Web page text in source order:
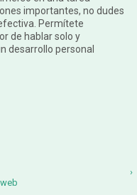
importantes, no dudes
Permítete
de hablar solo y
desarrollo personal
›